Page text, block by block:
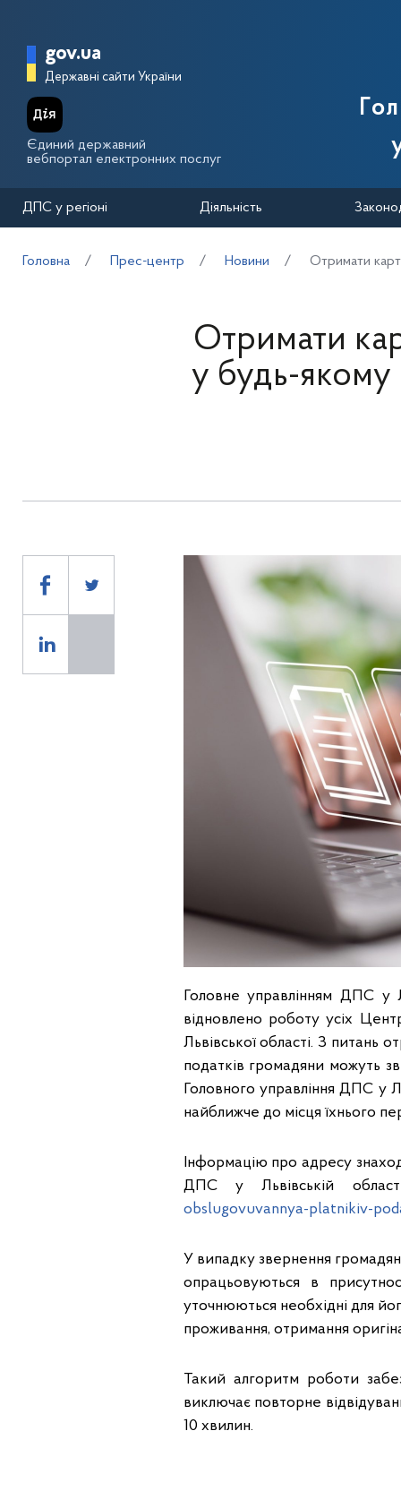
Головна сторінка Державної
gov.ua
Державні сайти України
Єдиний державний
вебпортал електронних послуг
ДПС у регіоні Діяльність
Головна Прес-центр Новини Отримати
Отримати
у будь-якому
Головне управлінням ДПС у
відновлено роботу усіх
Львівської області. З питань
податків громадяни можуть
Головного управління ДПС у
найближче до місця їхнього
Інформацію про адресу
ДПС у Львівській
obslugovuvannya-platnikiv-
У випадку звернення
опрацьовуються в
уточнюються необхідні для
проживання, отримання
Такий алгоритм роботи
виключає повторне
10 хвилин.